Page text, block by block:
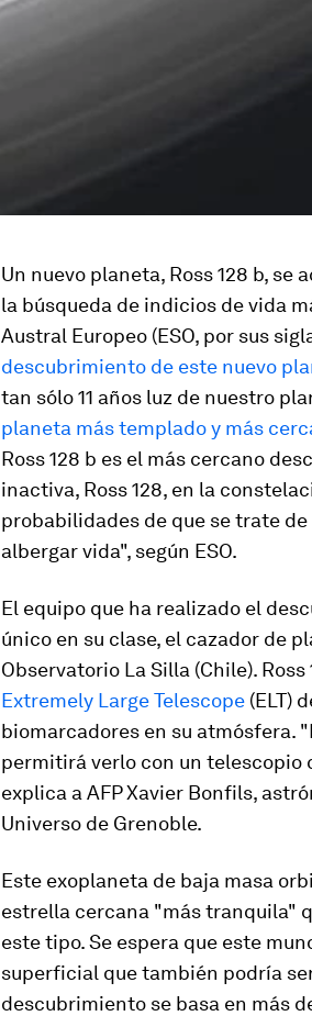
Un nuevo planeta, Ross 128 b, se
la búsqueda de indicios de vida
Austral Europeo (ESO, por sus
descubrimiento de este nuevo
tan sólo 11 años luz de nuestro
planeta más templado y más
Ross 128 b es el más cercano
inactiva, Ross 128, en la
probabilidades de que se trate
albergar vida", según ESO.
El equipo que ha realizado el
único en su clase, el cazador de
Observatorio La Silla (Chile).
Extremely Large Telescope (ELT)
biomarcadores en su atmósfera.
permitirá verlo con un telescopio
explica a AFP Xavier Bonfils,
Universo de Grenoble.
Este exoplaneta de baja masa
estrella cercana "más tranquila"
este tipo. Se espera que este
superficial que también podría
descubrimiento se basa en más